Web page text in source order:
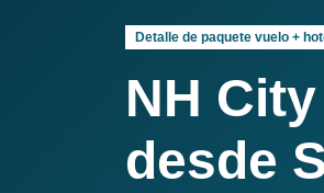
Detalle de paquete vuelo +
NH
desde